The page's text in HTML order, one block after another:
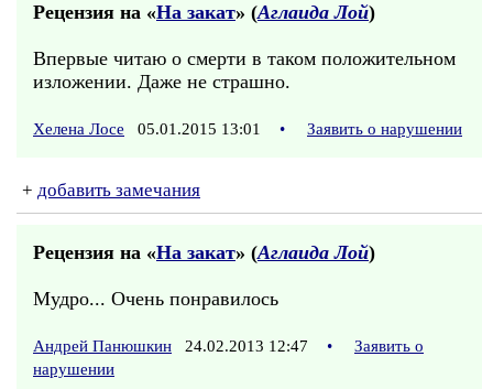
Рецензия на «На закат» (Аглаида Лой)
Впервые читаю о смерти в таком положительном
изложении. Даже не страшно.
Хелена Лосе 05.01.2015 13:01 • Заявить о нарушении
+ добавить замечания
Рецензия на «На закат» (Аглаида Лой)
Мудро... Очень понравилось
Андрей Панюшкин 24.02.2013 12:47 •
Заявить о
нарушении